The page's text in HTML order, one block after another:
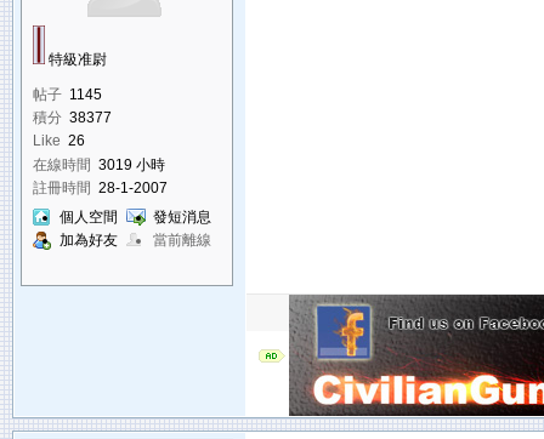
特級准尉
帖子 1145
積分 38377
Like 26
在線時間 3019 小時
註冊時間 28-1-2007
個人空間
發短消息
加為好友
當前離線